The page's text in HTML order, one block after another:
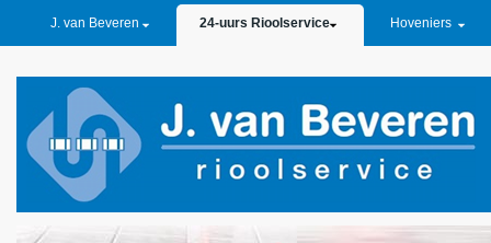
J. van Beveren 24-uurs Rioolservice Hoveniers